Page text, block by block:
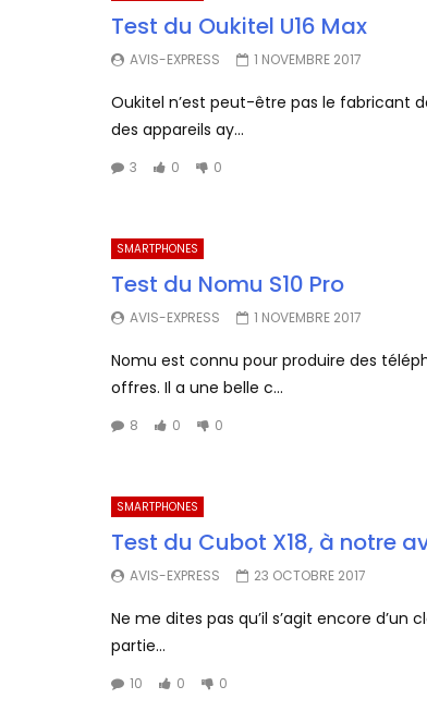
Test du Oukitel U16 Max
AVIS-EXPRESS 1 NOVEMBRE 2017
Oukitel n’est peut-être pas le fabricant
des appareils ay...
3 0 0
SMARTPHONES
Test du Nomu S10 Pro
AVIS-EXPRESS 1 NOVEMBRE 2017
Nomu est connu pour produire des
offres. Il a une belle c...
8 0 0
SMARTPHONES
Test du Cubot X18, à notre
AVIS-EXPRESS 23 OCTOBRE 2017
Ne me dites pas qu’il s’agit encore
partie...
10 0 0